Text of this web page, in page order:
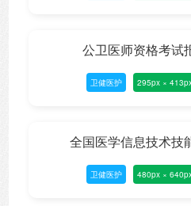
公卫医师资格考试
卫健医护 295px ×
全国医学信息技术技
卫健医护 480px ×